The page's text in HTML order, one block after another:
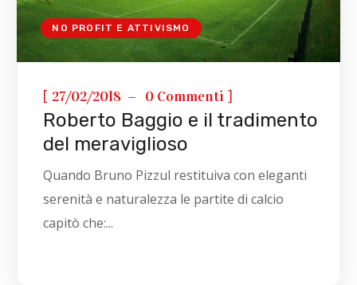
NO PROFIT E ATTIVISMO
[ 27/02/2018 0 Commenti ]
Roberto Baggio e il tradimento
del meraviglioso
Quando Bruno Pizzul restituiva con eleganti
serenità e naturalezza le partite di calcio
capitò che:...